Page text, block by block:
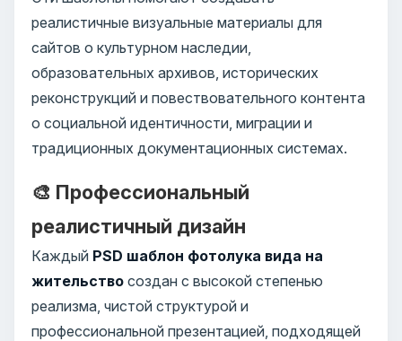
реалистичные визуальные материалы для
сайтов о культурном наследии,
образовательных архивов, исторических
реконструкций и повествовательного контента
о социальной идентичности, миграции и
традиционных документационных системах.
🎨 Профессиональный
реалистичный дизайн
Каждый PSD шаблон фотолука вида на
жительство создан с высокой степенью
реализма, чистой структурой и
профессиональной презентацией, подходящей